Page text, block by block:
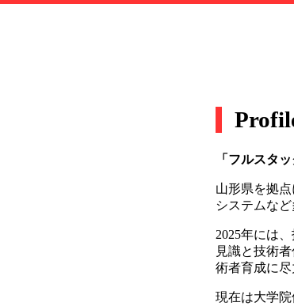
「フルスタ
山形県を拠
システムな
2025年には
見識と技術
術者育成に尽
現在は大学